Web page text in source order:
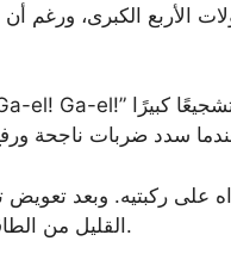
الأربع الكبرى، ورغم
على ركبتيه. وبعد
القليل من الطاقة أمام منافس أصغر منه بـ 14 عامًا.